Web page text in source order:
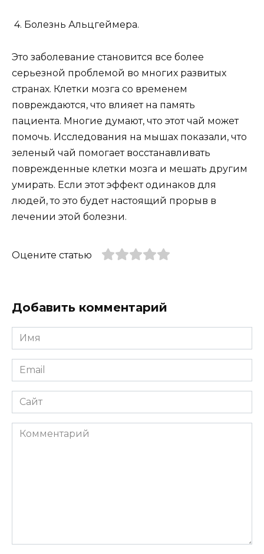
4. Болезнь Альцгеймера.
Это заболевание становится все более
серьезной проблемой во многих развитых
странах. Клетки мозга со временем
повреждаются, что влияет на память
пациента. Многие думают, что этот чай может
помочь. Исследования на мышах показали, что
зеленый чай помогает восстанавливать
поврежденные клетки мозга и мешать другим
умирать. Если этот эффект одинаков для
людей, то это будет настоящий прорыв в
лечении этой болезни.
Оцените статью
Добавить комментарий
Имя
*
Email
*
Сайт
Комментарий